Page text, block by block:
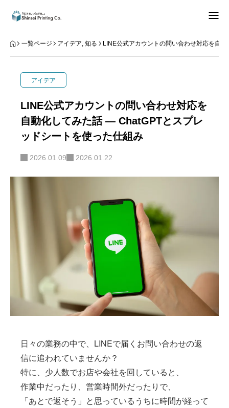
できること
事業内容
Instagram
一覧ページ アイデア,知る LINE公式アカウントの問い合わせ対応を自
アイデア
LINE公式アカウントの問い合わせ対応を
自動化してみた話 ― ChatGPTとスプレ
ッドシートを使った仕組み
2026.01.09 2026.01.22
日々の業務の中で、LINEで届くお問い合わせの返
信に追われていませんか？
特に、少人数でお店や会社を回していると、
作業中だったり、営業時間外だったりで、
「あとで返そう」と思っているうちに時間が経って